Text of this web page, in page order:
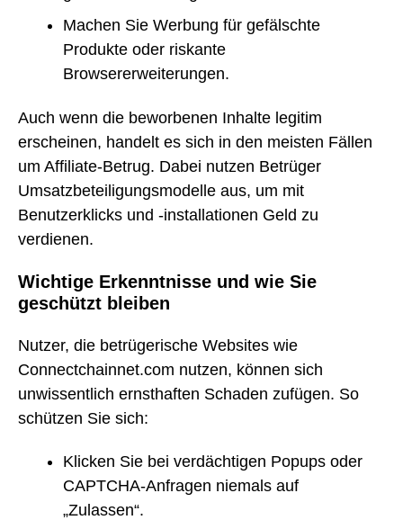
Machen Sie Werbung für gefälschte
Produkte oder riskante
Browsererweiterungen.
Auch wenn die beworbenen Inhalte legitim
erscheinen, handelt es sich in den meisten Fällen
um Affiliate-Betrug. Dabei nutzen Betrüger
Umsatzbeteiligungsmodelle aus, um mit
Benutzerklicks und -installationen Geld zu
verdienen.
Wichtige Erkenntnisse und wie Sie
geschützt bleiben
Nutzer, die betrügerische Websites wie
Connectchainnet.com nutzen, können sich
unwissentlich ernsthaften Schaden zufügen. So
schützen Sie sich:
Klicken Sie bei verdächtigen Popups oder
CAPTCHA-Anfragen niemals auf
„Zulassen“.